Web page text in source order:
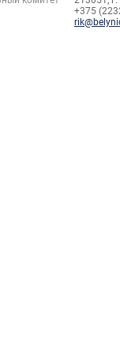
+375